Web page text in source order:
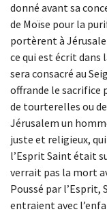
donné avant sa
de Moïse pour la
portèrent à
ce qui est écrit dans
sera consacré au
offrande le sacrifice
de tourterelles ou
Jérusalem un
juste et religieux,
l’Esprit Saint était
verrait pas la mort
Poussé par l’Esprit,
entraient avec